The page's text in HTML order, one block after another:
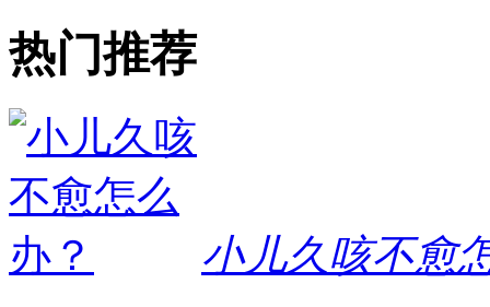
热门推荐
小儿久咳不愈